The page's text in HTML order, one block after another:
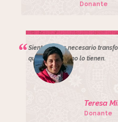
Donante
Siento que es necesario
que creen que no lo tienen.
Teresa
Donante